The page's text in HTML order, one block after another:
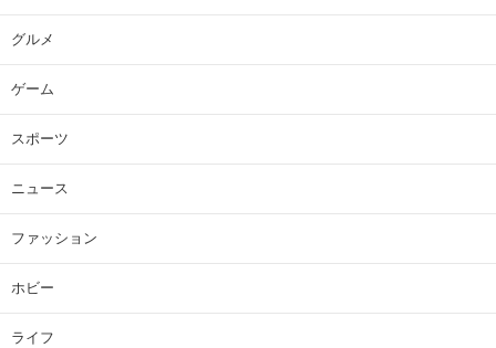
グルメ
ゲーム
スポーツ
ニュース
ファッション
ホビー
ライフ